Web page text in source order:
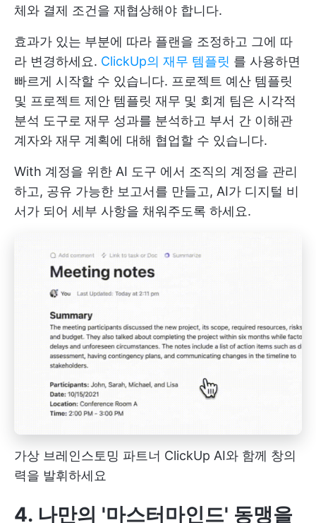
체와 결제 조건을 재협상해야 합니다.
효과가 있는 부분에 따라 플랜을 조정하고 그에 따
라 변경하세요. ClickUp의 재무 템플릿 를 사용하면
빠르게 시작할 수 있습니다. 프로젝트 예산 템플릿
및 프로젝트 제안 템플릿 재무 및 회계 팀은 시각적
분석 도구로 재무 성과를 분석하고 부서 간 이해관
계자와 재무 계획에 대해 협업할 수 있습니다.
With 계정을 위한 AI 도구 에서 조직의 계정을 관리
하고, 공유 가능한 보고서를 만들고, AI가 디지털 비
서가 되어 세부 사항을 채워주도록 하세요.
가상 브레인스토밍 파트너 ClickUp AI와 함께 창의
력을 발휘하세요
4. 나만의 '마스터마인드' 동맹을